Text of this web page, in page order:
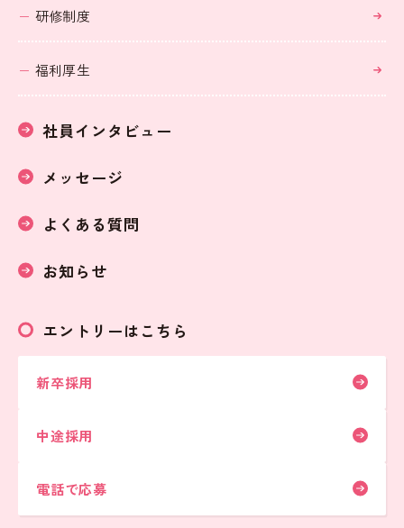
研修制度
福利厚生
社員インタビュー
メッセージ
よくある質問
お知らせ
エントリーはこちら
新卒採用
中途採用
電話で応募